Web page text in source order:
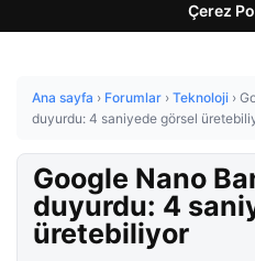
Çerez
Ana sayfa › Forumlar › Teknoloji ›
duyurdu: 4 saniyede görsel
Google Nano
duyurdu: 4
üretebiliyor